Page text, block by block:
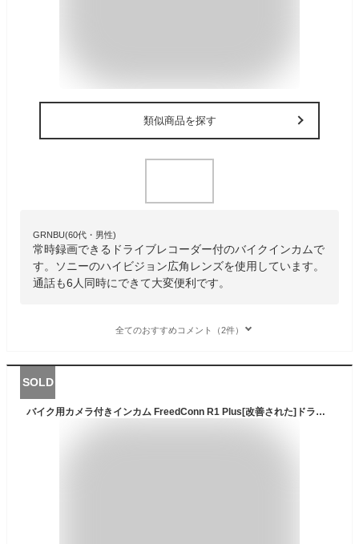
類似商品を探す
GRNBU(60代・男性)
常時録画できるドライブレコーダー付のバイクインカムで
す。ソニーのハイビジョン広角レンズを使用しています。
通話も6人同時にできて大変便利です。
全てのおすすめコメント（2件）
SOLD
バイク用カメラ付きインカム FreedConn R1 Plus[改善された]ドライブレコーダー 1080P ループ録画 Bluetooth 5.0 WIFI搭載 6人通話 防水（64Gメモリーカードがギフトとして含まれています）